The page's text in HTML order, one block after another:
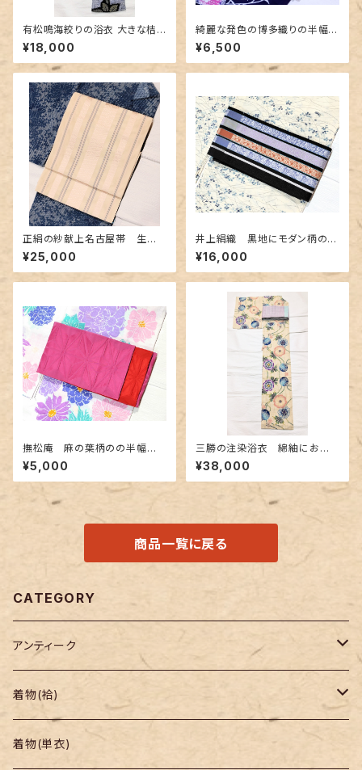
有松鳴海絞りの浴衣 大きな桔
梗柄
¥18,000
綺麗な発色の博多織りの半幅
帯 ピンク色
¥6,500
正絹の紗献上名古屋帯 生成り
地にベビーピンク・ブルーグレー
¥25,000
井上絹織 黒地にモダン柄の博
多織半幅 リバーシブル
¥16,000
撫松庵 麻の葉柄のの半幅
帯 紫色✕赤色
¥5,000
三勝の注染浴衣 綿紬にお花
と鈴柄
¥38,000
商品一覧に戻る
CATEGORY
アンティーク
着物
帯
着物(袷)
小紋
着物(単衣)